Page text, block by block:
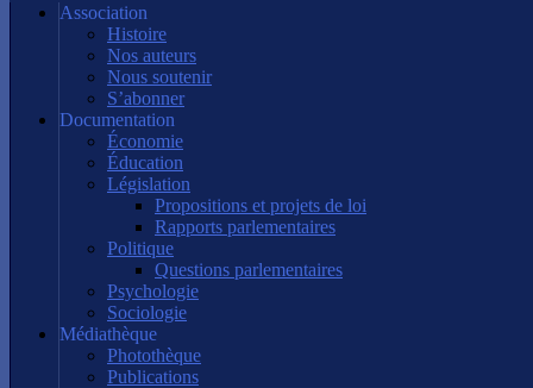
Association
Histoire
Nos auteurs
Nous soutenir
S’abonner
Documentation
Économie
Éducation
Législation
Propositions et projets de loi
Rapports parlementaires
Politique
Questions parlementaires
Psychologie
Sociologie
Médiathèque
Photothèque
Publications